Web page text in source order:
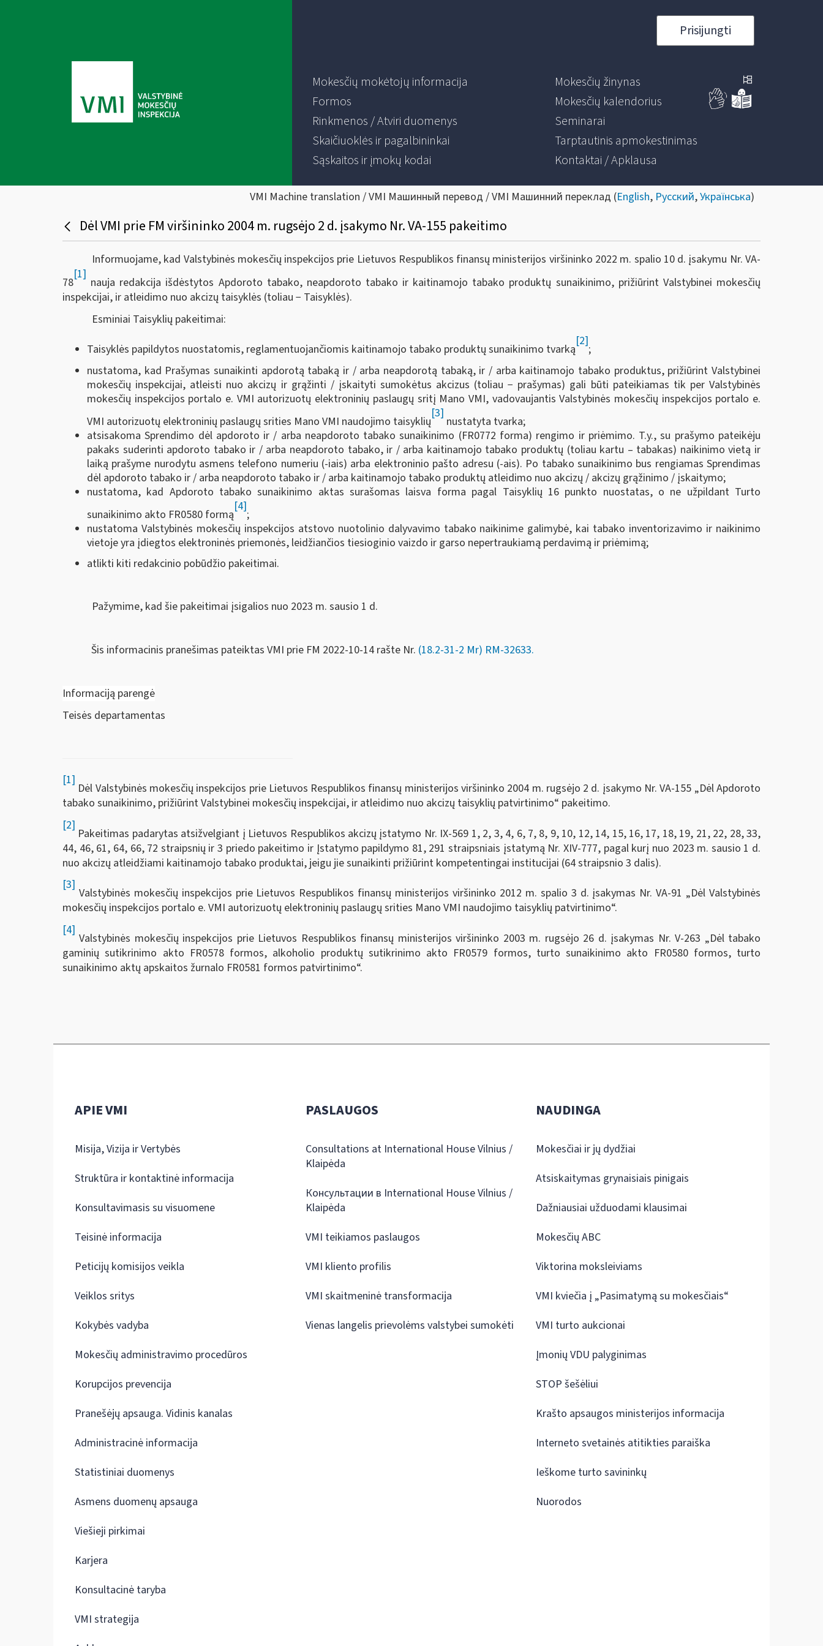
Prisijungti
Mokesčių mokėtojų informacija
Formos
Rinkmenos / Atviri duomenys
Skaičiuoklės ir pagalbininkai
Sąskaitos ir įmokų kodai
Mokesčių žinynas
Mokesčių kalendorius
Seminarai
Tarptautinis apmokestinimas
Kontaktai / Apklausa
VMI Machine translation / VMI Машинный перевод / VMI Машинний переклад (English, Русский,Українська)
Dėl VMI prie FM viršininko 2004 m. rugsėjo 2 d. įsakymo Nr. VA-155 pakeitimo
Informuojame, kad Valstybinės mokesčių inspekcijos prie Lietuvos Respublikos finansų ministerijos viršininko 2022 m. spalio 10 d. įsakymu Nr. VA-
78
[1]
nauja redakcija išdėstytos Apdoroto tabako, neapdoroto tabako ir kaitinamojo tabako produktų sunaikinimo, prižiūrint Valstybinei mokesčių
inspekcijai, ir atleidimo nuo akcizų taisyklės (toliau − Taisyklės).
Esminiai Taisyklių pakeitimai:
Taisyklės papildytos nuostatomis, reglamentuojančiomis kaitinamojo tabako produktų sunaikinimo tvarką
[2]
;
nustatoma, kad Prašymas sunaikinti apdorotą tabaką ir / arba neapdorotą tabaką, ir / arba kaitinamojo tabako produktus, prižiūrint Valstybinei
mokesčių inspekcijai, atleisti nuo akcizų ir grąžinti / įskaityti sumokėtus akcizus (toliau − prašymas) gali būti pateikiamas tik per Valstybinės
mokesčių inspekcijos portalo e. VMI autorizuotų elektroninių paslaugų sritį Mano VMI, vadovaujantis Valstybinės mokesčių inspekcijos portalo e.
VMI autorizuotų elektroninių paslaugų srities Mano VMI naudojimo taisyklių
[3]
nustatyta tvarka;
atsisakoma Sprendimo dėl apdoroto ir / arba neapdoroto tabako sunaikinimo (FR0772 forma) rengimo ir priėmimo. T.y., su prašymo pateikėju
pakaks suderinti apdoroto tabako ir / arba neapdoroto tabako, ir / arba kaitinamojo tabako produktų (toliau kartu ‒ tabakas) naikinimo vietą ir
laiką prašyme nurodytu asmens telefono numeriu (-iais) arba elektroninio pašto adresu (-ais). Po tabako sunaikinimo bus rengiamas Sprendimas
dėl apdoroto tabako ir / arba neapdoroto tabako ir / arba kaitinamojo tabako produktų atleidimo nuo akcizų / akcizų grąžinimo / įskaitymo;
nustatoma, kad Apdoroto tabako sunaikinimo aktas surašomas laisva forma pagal Taisyklių 16 punkto nuostatas, o ne užpildant Turto
sunaikinimo akto FR0580 formą
[4]
;
nustatoma Valstybinės mokesčių inspekcijos atstovo nuotolinio dalyvavimo tabako naikinime galimybė, kai tabako inventorizavimo ir naikinimo
vietoje yra įdiegtos elektroninės priemonės, leidžiančios tiesioginio vaizdo ir garso nepertraukiamą perdavimą ir priėmimą;
atlikti kiti redakcinio pobūdžio pakeitimai.
Pažymime, kad šie pakeitimai įsigalios nuo 2023 m. sausio 1 d.
Šis informacinis pranešimas pateiktas VMI prie FM 2022-10-14 rašte Nr. (18.2-31-2 Mr) RM-32633.
Informaciją parengė
Teisės departamentas
[1]
Dėl Valstybinės mokesčių inspekcijos prie Lietuvos Respublikos finansų ministerijos viršininko 2004 m. rugsėjo 2 d. įsakymo Nr. VA-155 „Dėl Apdoroto
tabako sunaikinimo, prižiūrint Valstybinei mokesčių inspekcijai, ir atleidimo nuo akcizų taisyklių patvirtinimo“ pakeitimo.
[2]
Pakeitimas padarytas atsižvelgiant į Lietuvos Respublikos akcizų įstatymo Nr. IX-569 1, 2, 3, 4, 6, 7, 8, 9, 10, 12, 14, 15, 16, 17, 18, 19, 21, 22, 28, 33,
44, 46, 61, 64, 66, 72 straipsnių ir 3 priedo pakeitimo ir Įstatymo papildymo 81, 291 straipsniais įstatymą Nr. XIV-777, pagal kurį nuo 2023 m. sausio 1 d.
nuo akcizų atleidžiami kaitinamojo tabako produktai, jeigu jie sunaikinti prižiūrint kompetentingai institucijai (64 straipsnio 3 dalis).
[3]
Valstybinės mokesčių inspekcijos prie Lietuvos Respublikos finansų ministerijos viršininko 2012 m. spalio 3 d. įsakymas Nr. VA-91 „Dėl Valstybinės
mokesčių inspekcijos portalo e. VMI autorizuotų elektroninių paslaugų srities Mano VMI naudojimo taisyklių patvirtinimo“.
[4]
Valstybinės mokesčių inspekcijos prie Lietuvos Respublikos finansų ministerijos viršininko 2003 m. rugsėjo 26 d. įsakymas Nr. V-263 „Dėl tabako
gaminių sutikrinimo akto FR0578 formos, alkoholio produktų sutikrinimo akto FR0579 formos, turto sunaikinimo akto FR0580 formos, turto
sunaikinimo aktų apskaitos žurnalo FR0581 formos patvirtinimo“.
APIE VMI
Misija, Vizija ir Vertybės
Struktūra ir kontaktinė informacija
Konsultavimasis su visuomene
Teisinė informacija
Peticijų komisijos veikla
Veiklos sritys
Kokybės vadyba
Mokesčių administravimo procedūros
Korupcijos prevencija
Pranešėjų apsauga. Vidinis kanalas
Administracinė informacija
Statistiniai duomenys
Asmens duomenų apsauga
Viešieji pirkimai
Karjera
Konsultacinė taryba
VMI strategija
PASLAUGOS
Consultations at International House Vilnius /
Klaipėda
Консультации в International House Vilnius /
Klaipėda
VMI teikiamos paslaugos
VMI kliento profilis
VMI skaitmeninė transformacija
Vienas langelis prievolėms valstybei sumokėti
NAUDINGA
Mokesčiai ir jų dydžiai
Atsiskaitymas grynaisiais pinigais
Dažniausiai užduodami klausimai
Mokesčių ABC
Viktorina moksleiviams
VMI kviečia į „Pasimatymą su mokesčiais“
VMI turto aukcionai
Įmonių VDU palyginimas
STOP šešėliui
Krašto apsaugos ministerijos informacija
Interneto svetainės atitikties paraiška
Ieškome turto savininkų
Nuorodos